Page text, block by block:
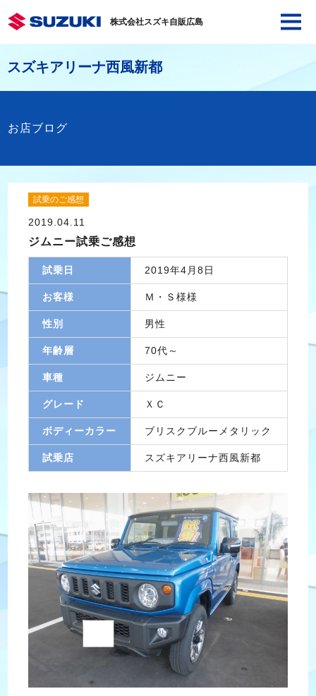
株式会社スズキ自販広島
スズキアリーナ西風新都
お店ブログ
試乗のご感想
2019.04.11
ジムニー試乗ご感想
試乗日 2019年4月8日
お客様 Ｍ・Ｓ様様
性別 男性
年齢層 70代～
車種 ジムニー
グレード ＸＣ
ボディーカラー ブリスクブルーメタリック
試乗店 スズキアリーナ西風新都